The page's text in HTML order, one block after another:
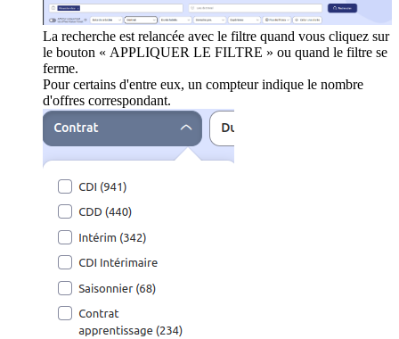
La recherche est relancée avec le filtre quand vous cliquez sur
le bouton « APPLIQUER LE FILTRE » ou quand le filtre se
ferme.
Pour certains d'entre eux, un compteur indique le nombre
d'offres correspondant.